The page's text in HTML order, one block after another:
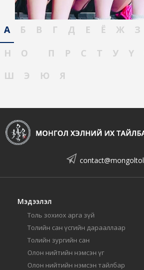
А Б В Г Д Е Ё Ж З
Н
О П Р С Т У Ү
Ш
Э Ю Я
Мэдээлэл
Толь зохиох арга зүй
Толийн сан үсгийн дарааллаар
Толийн зургийн сан
Олон нийтийн нэмсэн үг
Олон нийтийн нэмсэн тайлбар